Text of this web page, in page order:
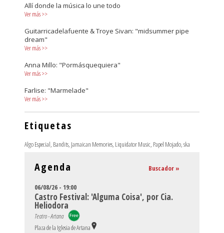
Allí donde la música lo une todo
Ver más>>
Guitarricadelafuente & Troye Sivan: "midsummer pipe
dream"
Ver más>>
Anna Millo: "Pormásquequiera"
Ver más>>
Farlise: "Marmelade"
Ver más>>
Etiquetas
Algo Especial, Bandits, Jamaican Memories, Liquidator Music, Papel Mojado,ska
Agenda Buscador »
06/08/26 - 19:00
Castro Festival: 'Alguma Coisa', por Cia.
Heliodora
Teatro - Artana
Plaza de la Iglesia de Artana